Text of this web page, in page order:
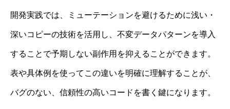
開発実践では、ミューテーションを避けるために浅い・
深いコピーの技術を活用し、不変データパターンを導入
することで予期しない副作用を抑えることができます。
表や具体例を使ってこの違いを明確に理解することが、
バグのない、信頼性の高いコードを書く鍵になります。